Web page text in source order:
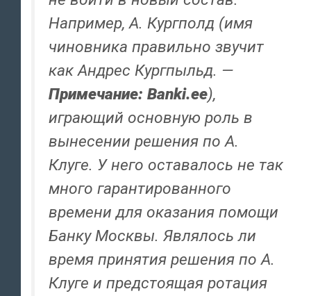
Например, А. Кургполд (имя
чиновника правильно звучит
как Андрес Кургпыльд. —
Примечание: Banki.ee),
играющий основную роль в
вынесении решения по А.
Клуге. У него оставалось не так
много гарантированного
времени для оказания помощи
Банку Москвы. Являлось ли
время принятия решения по А.
Клуге и предстоящая ротация